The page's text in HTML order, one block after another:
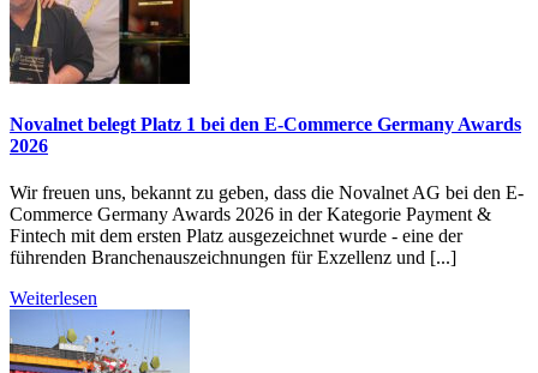
Novalnet belegt Platz 1 bei den E-Commerce Germany Awards
2026
Wir freuen uns, bekannt zu geben, dass die Novalnet AG bei den E-
Commerce Germany Awards 2026 in der Kategorie Payment &
Fintech mit dem ersten Platz ausgezeichnet wurde - eine der
führenden Branchenauszeichnungen für Exzellenz und [...]
Weiterlesen